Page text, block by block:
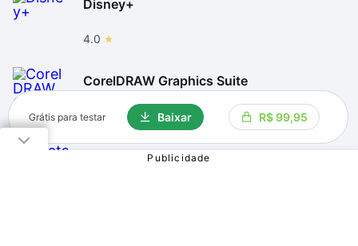
Grátis para testar Baixar R$ 99,95
Disney+
4.0
CorelDRAW Graphics Suite
4.0
WhatsApp Iphone